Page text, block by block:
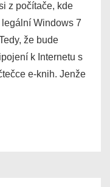
z počítače, kde
Windows 7
že bude
k Internetu s
e-knih. Jenže